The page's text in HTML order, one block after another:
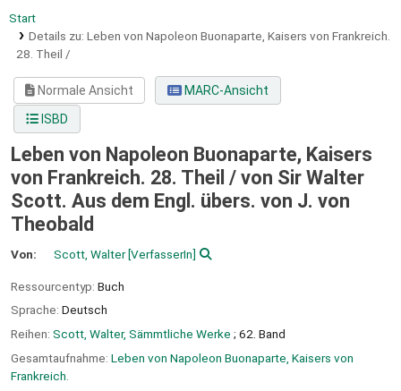
Start
Details zu: Leben von Napoleon Buonaparte, Kaisers von Frankreich.
28. Theil /
Normale Ansicht
MARC-Ansicht
ISBD
Leben von Napoleon Buonaparte, Kaisers
von Frankreich. 28. Theil / von Sir Walter
Scott. Aus dem Engl. übers. von J. von
Theobald
Von: Scott, Walter[VerfasserIn]
Ressourcentyp: Buch
Sprache: Deutsch
Reihen: Scott, Walter, Sämmtliche Werke ; 62. Band
Gesamtaufnahme: Leben von Napoleon Buonaparte, Kaisers von
Frankreich.